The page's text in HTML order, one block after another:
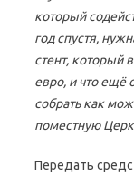
который
год спустя,
стент, который
евро, и что ещё
собрать как
поместную
Передать